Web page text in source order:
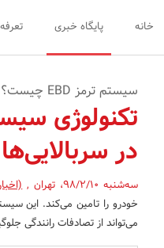
خانه پایگاه خبری
سیستم ترمز EBD چیست؟
تکنولوژی
در
سه‌شنبه 98/2/10 ، تهران ,
خودرو را تامین می‌کند. این
می‌تواند از تصادفات رانندگی